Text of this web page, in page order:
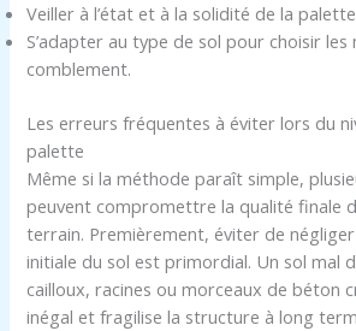
Veiller à l’état et à la solidité de la
S’adapter au type de sol pour choisir
comblement.
Les erreurs fréquentes à éviter lors du
palette
Même si la méthode paraît simple,
peuvent compromettre la qualité finale
terrain. Premièrement, éviter de
initiale du sol est primordial. Un sol mal
cailloux, racines ou morceaux de béton
inégal et fragilise la structure à long